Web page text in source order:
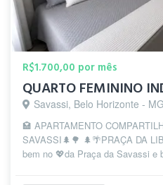
S.
há 2
anos
viver! "
Arthur
há 2
R$1.700,00 por mês
Savassi, Belo Horizonte - MG
🏩 APARTAMENTO
SAVASSI🌲🌳 🌲🌴PRAÇA DA
bem no 💖da Praça da Savassi e